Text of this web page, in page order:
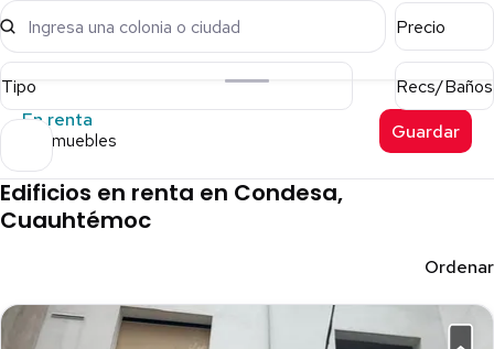
Ingresa una colonia o ciudad Precio
Tipo
Recs/Baños
En renta
12 inmuebles Guardar
Edificios en renta en Condesa,
Cuauhtémoc
Ordenar